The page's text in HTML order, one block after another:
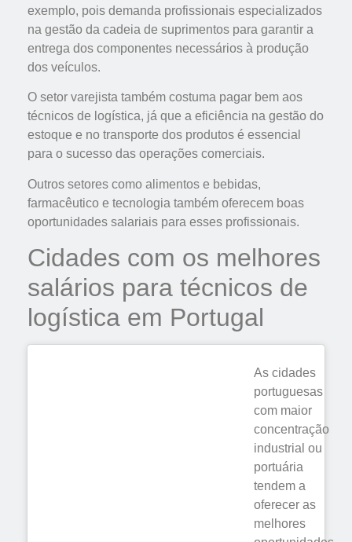
exemplo, pois demanda profissionais especializados
na gestão da cadeia de suprimentos para garantir a
entrega dos componentes necessários à produção
dos veículos.
O setor varejista também costuma pagar bem aos
técnicos de logística, já que a eficiência na gestão do
estoque e no transporte dos produtos é essencial
para o sucesso das operações comerciais.
Outros setores como alimentos e bebidas,
farmacêutico e tecnologia também oferecem boas
oportunidades salariais para esses profissionais.
Cidades com os melhores
salários para técnicos de
logística em Portugal
As cidades
portuguesas
com maior
concentração
industrial ou
portuária
tendem a
oferecer as
melhores